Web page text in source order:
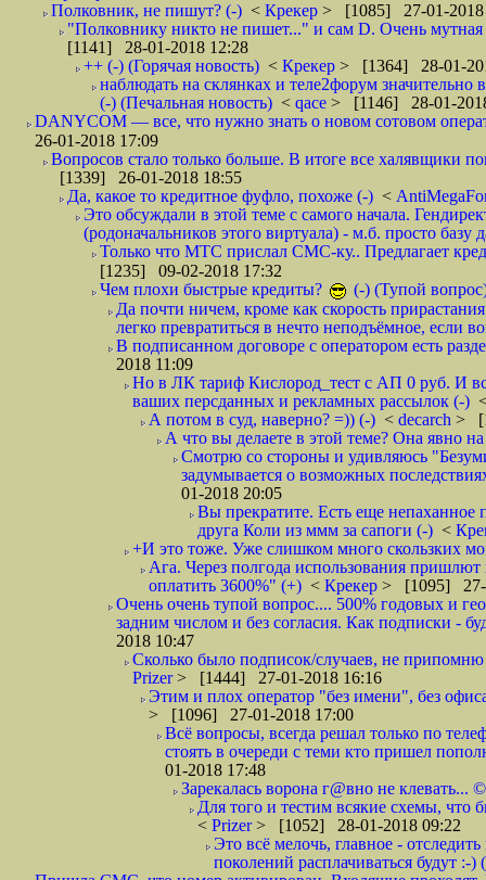
Полковник, не пишут? (-) < Крекер > [1085] 27-01-2018
"Полковнику никто не пишет..." и сам D. Очень
[1141] 28-01-2018 12:28
++ (-) (Горячая новость) < Крекер > [1364] 28-01-
наблюдать на склянках и теле2форум
(-) (Печальная новость) < qace > [1146] 28-01-
DANYCOM — все, что нужно знать о новом сотовом
26-01-2018 17:09
Вопросов стало только больше. В итоге все халявщики
[1339] 26-01-2018 18:55
Да, какое то кредитное фуфло, похоже (-) <
Это обсуждали в этой теме с самого начала.
(родоначальников этого виртуала) - м.б. просто
Только что МТС прислал СМС-ку.. Предлагает
[1235] 09-02-2018 17:32
Чем плохи быстрые кредиты?
(-) (Тупой
Да почти ничем, кроме как скорость
легко превратиться в нечто неподъёмное, если
В подписанном договоре с оператором есть
2018 11:09
Но в ЛК тариф Кислород_тест с АП 0 руб. И
ваших персданных и рекламных рассылок (-)
А потом в суд, наверно? =)) (-) < decarch >
А что вы делаете в этой теме? Она явно
Смотрю со стороны и удивляюсь
задумывается о возможных
01-2018 20:05
Вы прекратите. Есть еще непаханное
друга Коли из ммм за сапоги (-) <
+И это тоже. Уже слишком много скользких
Ага. Через полгода использования
оплатить 3600%" (+) < Крекер > [1095] 27-
Очень очень тупой вопрос.... 500% годовых и
задним числом и без согласия. Как подписки -
2018 10:47
Сколько было подписок/случаев, не
Prizer> [1444] 27-01-2018 16:16
Этим и плох оператор "без имени", без
> [1096] 27-01-2018 17:00
Всё вопросы, всегда решал только по
стоять в очереди с теми кто пришел
01-2018 17:48
Зарекалась ворона г@вно не клевать...
Для того и тестим всякие схемы, что
< Prizer> [1052] 28-01-2018 09:22
Это всё мелочь, главное -
поколений расплачиваться будут :-)